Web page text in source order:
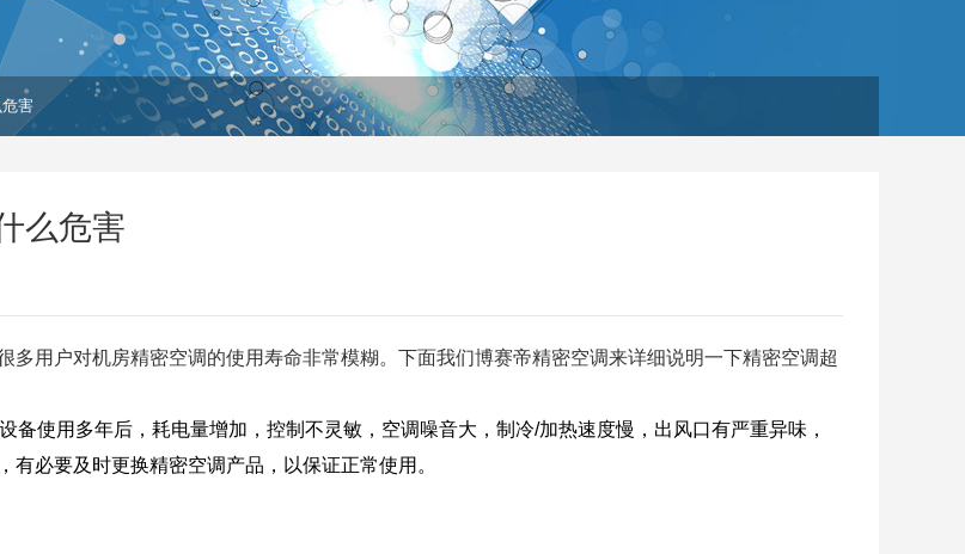
害
么危害
多用户对机房精密空调的使用寿命非常模糊。下面我们博赛帝精密空调来详细说明一下精密空调超
使用多年后，耗电量增加，控制不灵敏，空调噪音大，制冷/加热速度慢，出风口有严重异味，
必要及时更换精密空调产品，以保证正常使用。